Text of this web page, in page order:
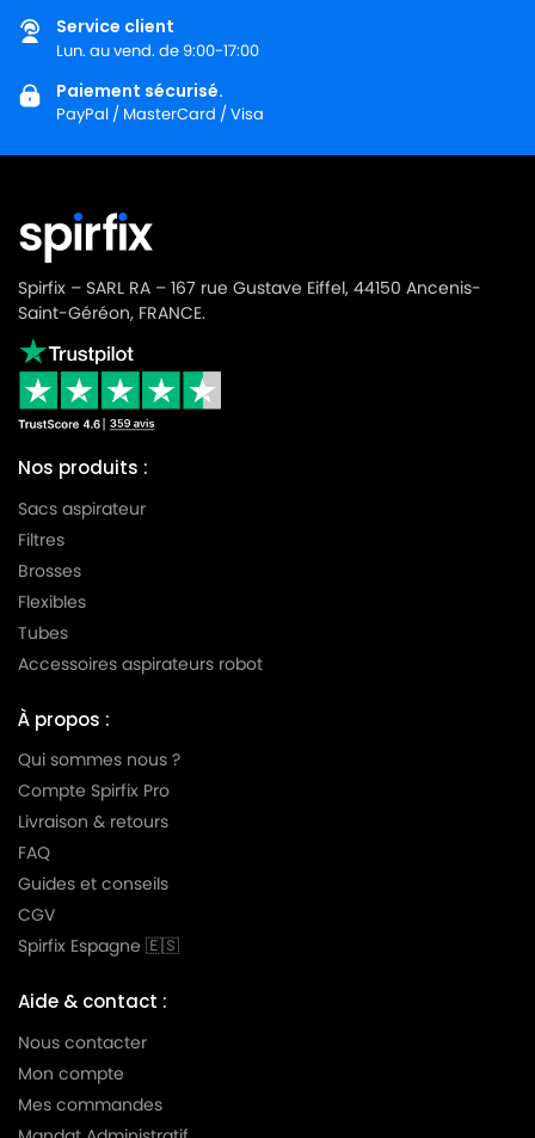
Service client
Lun. au vend. de 9:00-17:00
Paiement sécurisé.
PayPal / MasterCard / Visa
Spirfix – SARL RA – 167 rue Gustave Eiffel, 44150 Ancenis-
Saint-Géréon, FRANCE.
Nos produits :
Sacs aspirateur
Filtres
Brosses
Flexibles
Tubes
Accessoires aspirateurs robot
À propos :
Qui sommes nous ?
Compte Spirfix Pro
Livraison & retours
FAQ
Guides et conseils
CGV
Spirfix Espagne 🇪🇸
Aide & contact :
Nous contacter
Mon compte
Mes commandes